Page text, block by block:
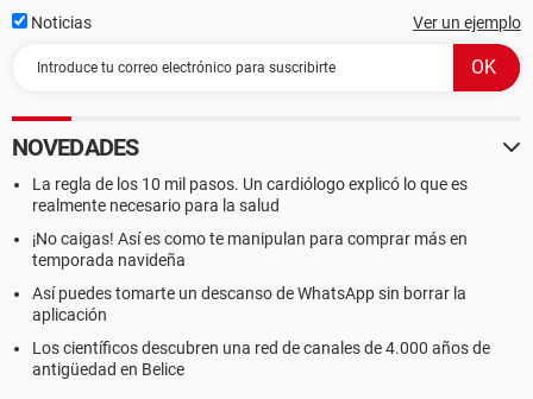
Noticias Ver un ejemplo
NOVEDADES
La regla de los 10 mil pasos. Un cardiólogo explicó lo que es
realmente necesario para la salud
¡No caigas! Así es como te manipulan para comprar más en
temporada navideña
Así puedes tomarte un descanso de WhatsApp sin borrar la
aplicación
Los científicos descubren una red de canales de 4.000 años de
antigüedad en Belice